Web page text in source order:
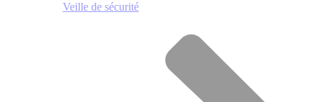
Veille de sécurité